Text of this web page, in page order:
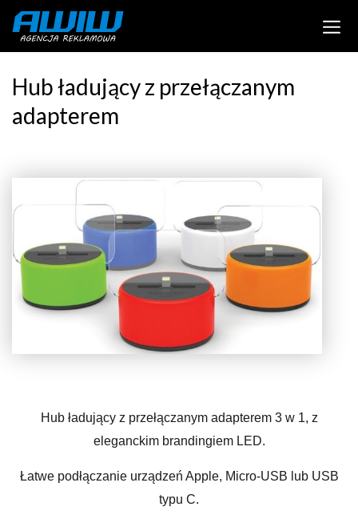
Hub ładujący z przełączanym
adapterem
Hub ładujący z przełączanym adapterem 3 w 1, z
eleganckim brandingiem LED.
Łatwe podłączanie urządzeń Apple, Micro-USB lub USB
typu C.